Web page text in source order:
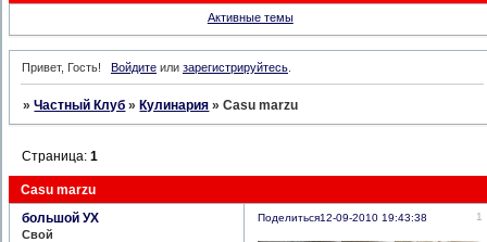
Активные темы
Привет, Гость! Войдитеили зарегистрируйтесь.
»Частный Клуб »Кулинария »Casu marzu
Casu marzu
Страница:1
Поделиться 1
12-09-2010 19:43:38
большой УХ
Свой